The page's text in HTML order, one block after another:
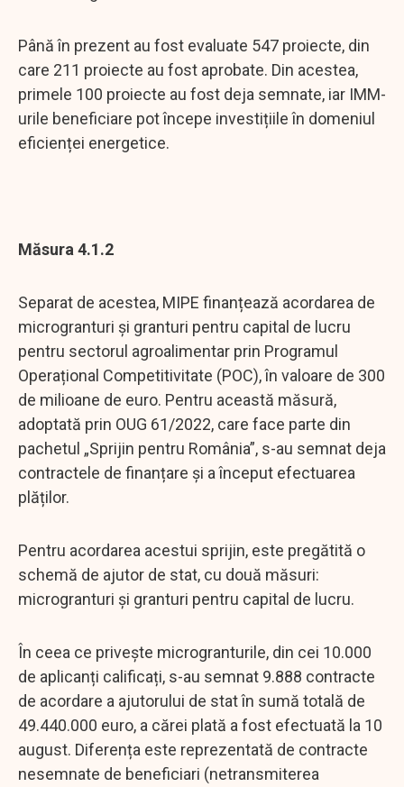
Până în prezent au fost evaluate 547 proiecte, din
care 211 proiecte au fost aprobate. Din acestea,
primele 100 proiecte au fost deja semnate, iar IMM-
urile beneficiare pot începe investițiile în domeniul
eficienței energetice.
Măsura 4.1.2
Separat de acestea, MIPE finanțează acordarea de
microgranturi și granturi pentru capital de lucru
pentru sectorul agroalimentar prin Programul
Operațional Competitivitate (POC), în valoare de 300
de milioane de euro. Pentru această măsură,
adoptată prin OUG 61/2022, care face parte din
pachetul „Sprijin pentru România”, s-au semnat deja
contractele de finanțare și a început efectuarea
plăților.
Pentru acordarea acestui sprijin, este pregătită o
schemă de ajutor de stat, cu două măsuri:
microgranturi și granturi pentru capital de lucru.
În ceea ce privește microgranturile, din cei 10.000
de aplicanți calificați, s-au semnat 9.888 contracte
de acordare a ajutorului de stat în sumă totală de
49.440.000 euro, a cărei plată a fost efectuată la 10
august. Diferența este reprezentată de contracte
nesemnate de beneficiari (netransmiterea